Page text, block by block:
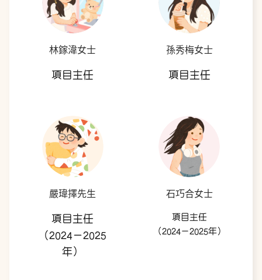
林鎵湋女士
項目主任
孫秀梅女士
項目主任
嚴瑋擇先生
項目主任
（2024－2025
年）
石巧合女士
項目主任
（2024－2025年）